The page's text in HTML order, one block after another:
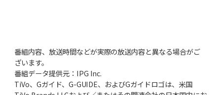
番組内容、放送時間などが実際の放送内容と異なる場合がご
ざいます。
番組データ提供元：IPG Inc.
TiVo、Gガイド、G-GUIDE、およびGガイドロゴは、米国